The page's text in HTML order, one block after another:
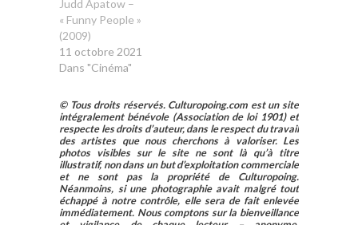
Judd Apatow –
« Funny People »
(2009)
11 octobre 2021
Dans "Cinéma"
© Tous droits réservés. Culturopoing.com est un site
intégralement bénévole (Association de loi 1901) et
respecte les droits d’auteur, dans le respect du travail
des artistes que nous cherchons à valoriser. Les
photos visibles sur le site ne sont là qu’à titre
illustratif, non dans un but d’exploitation commerciale
et ne sont pas la propriété de Culturopoing.
Néanmoins, si une photographie avait malgré tout
échappé à notre contrôle, elle sera de fait enlevée
immédiatement. Nous comptons sur la bienveillance